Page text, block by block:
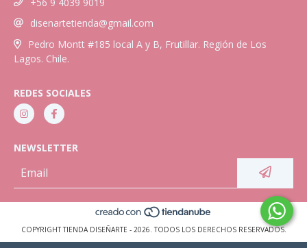
disenartetienda@gmail.com
Pedro Montt #185 local A y B, Frutillar. Región de Los
Lagos. Chile.
REDES SOCIALES
NEWSLETTER
COPYRIGHT TIENDA DISEÑARTE - 2026. TODOS LOS DERECHOS RESERVADOS.